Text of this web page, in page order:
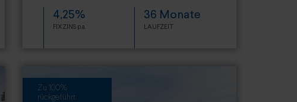
4,25%
FIXZINS p.a.
36 Monate
LAUFZEIT
Zu 100%
rückgeführt